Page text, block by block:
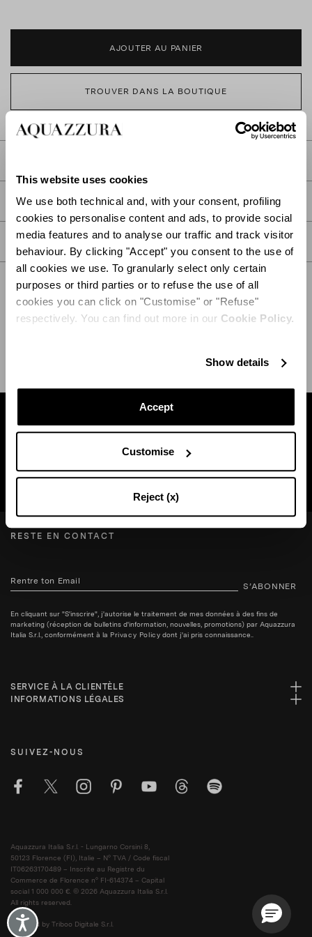
This website uses cookies
We use both technical and, with your consent, profiling
cookies to personalise content and ads, to provide social
media features and to analyse our traffic and track visitor
behaviour. By clicking "Accept" you consent to the use of
all cookies we use. To granularly select only certain
purposes or third parties or to refuse the use of all
cookies you can click on "Customise" or "Refuse"
respectively. You can find out more in our Cookie Policy.
Show details
Accept
Customise
Reject (x)
Accessibility
AJOUTER AU PANIER
TROUVER DANS LA BOUTIQUE
DÉTAIL
SOIN
EXPÉDITION ET RETOUR
Trouvez une boutique près de chez vous
RECHERCHE BOUTIQUE
RESTE EN CONTACT
S’ABONNER
En cliquant sur "S'inscrire", j'autorise le traitement de mes données à des fins de
marketing (réception de bulletins d'information, nouvelles, promotions) par Aquazzura
Italia S.r.l., conformément à la Privacy Policy dont j'ai pris connaissance..
SERVICE À LA CLIENTÈLE
INFORMATIONS LÉGALES
SUIVEZ-NOUS
Aquazzura Italia S.r.l. - Lungarno Corsini 8,
50123 Florence (FI), Italie – N° TVA / Code fiscal
IT06263170489 – Inscrite au Registre du
Commerce de Florence n° FI-614374 – Capital
social 1 000 000 €. © 2026 Aquazzura Italia S.r.l.
All rights reserved.
Powered by Triboo Digitale S.r.l.